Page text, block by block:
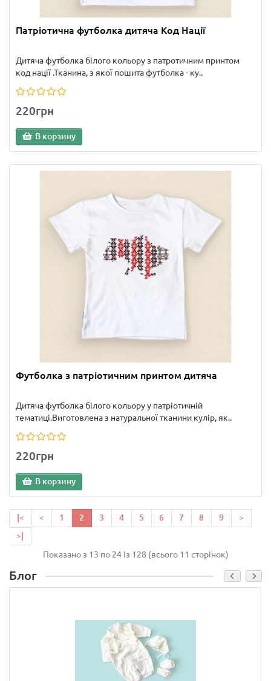
Патріотична футболка дитяча Код Нації
Дитяча футболка білого кольору з патротичним принтом
код нації .Тканина, з якої пошита футболка - ку..
220грн
В корзину
Футболка з патріотичним принтом дитяча
Дитяча футболка білого кольору у патріотичній
тематиці.Виготовлена ​​з натуральної тканини кулір, як..
220грн
В корзину
|< < 1 2 3 4 5 6 7 8 9
>
>|
Показано з 13 по 24 із 128 (всього 11 сторінок)
Блог